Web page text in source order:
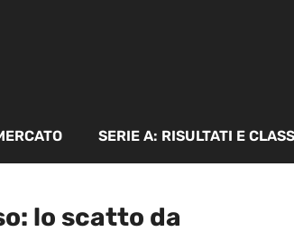
SERIE A: RISULTATI E
lo scatto da